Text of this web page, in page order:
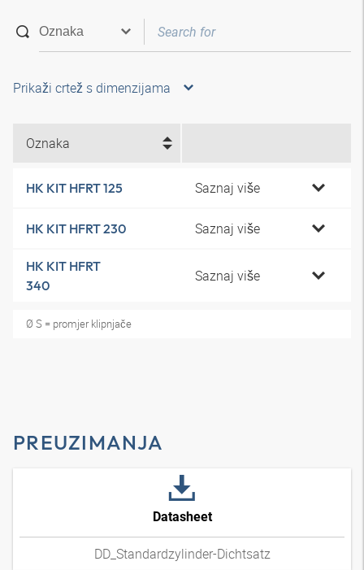
Prikaži crtež s dimenzijama
Oznaka
HK KIT HFRT 125 Saznaj više
HK KIT HFRT 230 Saznaj više
HK KIT HFRT
340
Saznaj više
Ø S = promjer klipnjače
PREUZIMANJA
Datasheet
DD_Standardzylinder-Dichtsatz